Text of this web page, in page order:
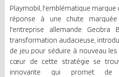
Playmobil, l'emblématique marque
réponse à une chute
l'entreprise allemande Geobra
transformation audacieuse,
de jeu pour séduire à nouveau
cœur de cette stratégie se
innovante qui promet de